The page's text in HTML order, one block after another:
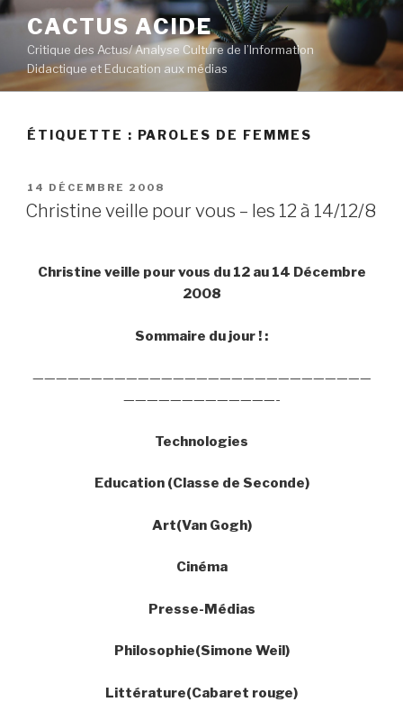
Aller
contenu
principal
CACTUS ACIDE
Critique des Actus/ Analyse Culture de l’Information
Didactique et Education aux médias
ÉTIQUETTE : PAROLES DE FEMMES
PUBLIÉ
LE
14 DÉCEMBRE 2008
Christine veille pour vous – les 12 à 14/12/8
Christine veille pour vous du 12 au 14 Décembre
2008
Sommaire du jour ! :
—————————————————————————————
—————————————-
Technologies
Education (Classe de Seconde)
Art(Van Gogh)
Cinéma
Presse-Médias
Philosophie(Simone Weil)
Littérature(Cabaret rouge)